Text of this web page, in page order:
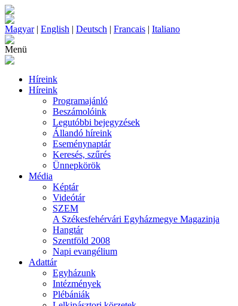
Magyar| English | Deutsch | Francais | Italiano
Menü
Híreink
Híreink
Programajánló
Beszámolóink
Legutóbbi bejegyzések
Állandó híreink
Eseménynaptár
Keresés, szűrés
Ünnepkörök
Média
Képtár
Videótár
SZEM
A Székesfehérvári Egyházmegye Magazinja
Hangtár
Szentföld 2008
Napi evangélium
Adattár
Egyházunk
Intézmények
Plébániák